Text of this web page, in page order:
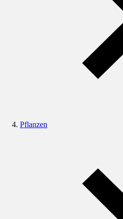
Pflanzen